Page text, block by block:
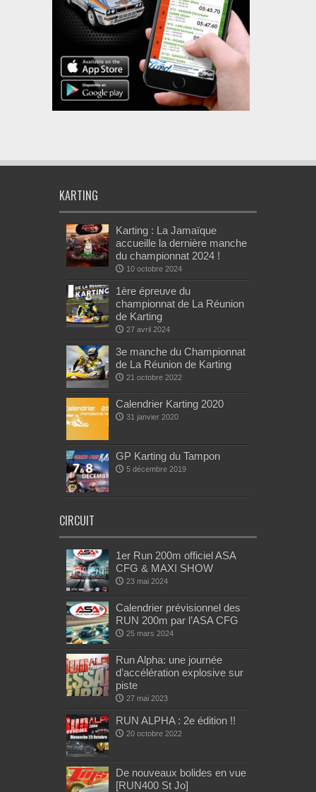
KARTING
Karting : La Jamaïque
accueille la dernière manche
du championnat 2024 !
10 octobre 2024
1ère épreuve du
championnat de La Réunion
de Karting
27 avril 2024
3e manche du Championnat
de La Réunion de Karting
21 octobre 2022
Calendrier Karting 2020
31 janvier 2020
GP Karting du Tampon
5 décembre 2019
CIRCUIT
1er Run 200m officiel ASA
CFG & MAXI SHOW
23 mai 2024
Calendrier prévisionnel des
RUN 200m par l’ASA CFG
25 mars 2024
Run Alpha: une journée
d’accélération explosive sur
piste
27 mai 2023
RUN ALPHA : 2e édition !!
20 octobre 2022
De nouveaux bolides en vue
[RUN400 St Jo]